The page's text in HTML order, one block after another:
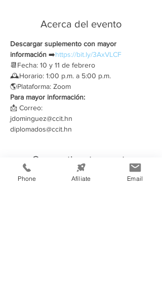
Acerca del evento
Descargar suplemento con mayor
información ➡️https://bit.ly/3AxVLCF
📆Fecha: 10 y 11 de febrero
🕰Horario: 1:00 p.m. a 5:00 p.m.
🌎Plataforma: Zoom
Para mayor información:
📩 Correo:
jdominguez@ccit.hn
diplomados@ccit.hn
Compartir este evento
Phone Afíliate Email